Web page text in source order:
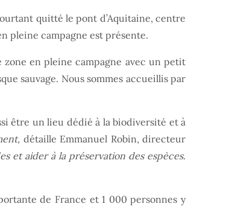
quitté le pont d’Aquitaine, centre
pleine campagne est présente.
en pleine campagne avec un petit
sauvage. Nous sommes accueillis par
être un lieu dédié à la biodiversité et à
détaille Emmanuel Robin, directeur
et aider à la préservation des espèces.
de France et 1 000 personnes y